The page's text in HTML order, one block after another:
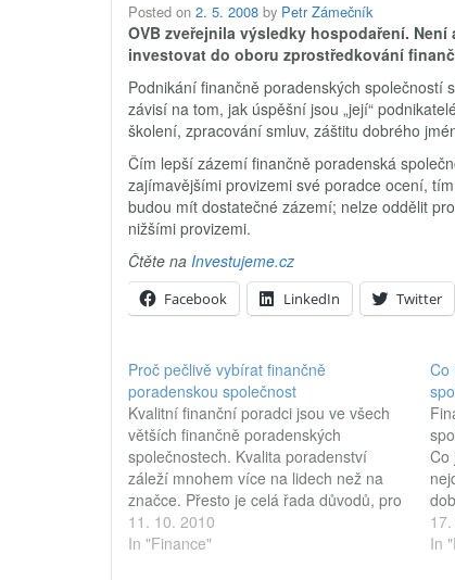
Posted on 2. 5. 2008 by Petr Zámečník
OVB zveřejnila výsledky hospodaření.
investovat do oboru zprostředkování
Podnikání finančně poradenských společností
závisí na tom, jak úspěšní jsou „její“
školení, zpracování smluv, záštitu dobrého
Čím lepší zázemí finančně poradenská
zajímavějšími provizemi své poradce ocení,
budou mít dostatečné zázemí; nelze oddělit
nižšími provizemi.
Čtěte na Investujeme.cz
Facebook LinkedIn Twitter
Proč pečlivě vybírat finančně
poradenskou společnost
Kvalitní finanční poradci jsou ve všech
větších finančně poradenských
společnostech. Kvalita poradenství
záleží mnohem více na lidech než na
značce. Přesto je celá řada důvodů, pro
které stojí za to pečlivě zvážit finančně
poradenskou společnost, pro níž bude
11. 10. 2010
In "Finance"
Co
Co
In